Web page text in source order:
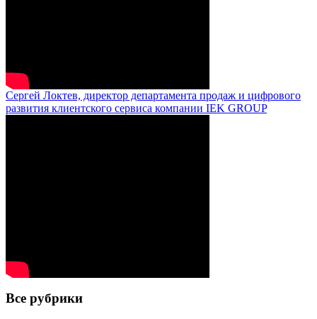
Сергей Локтев, директор департамента продаж и цифрового
развития клиентского сервиса компании IEK GROUP
Все рубрики